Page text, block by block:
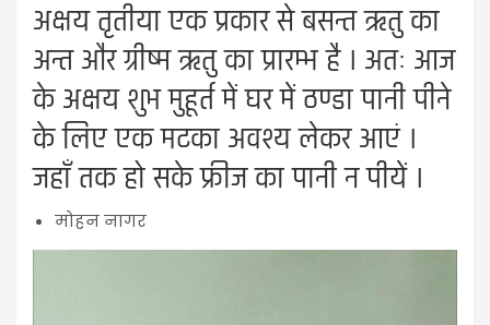
अक्षय तृतीया एक प्रकार से बसन्त ऋतु का
अन्त और ग्रीष्म ऋतु का प्रारम्भ है । अतः आज
के अक्षय शुभ मुहूर्त में घर में ठण्डा पानी पीने
के लिए एक मटका अवश्य लेकर आएं ।
जहाँ तक हो सके फ्रीज का पानी न पीयें ।
मोहन नागर